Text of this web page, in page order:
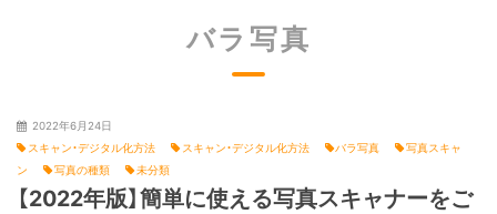
バラ写真
2022年6月24日
スキャン・デジタル化方法
スキャン・デジタル化方法 バラ写真
写真スキャ
ン
写真の種類 未分類
【2022年版】簡単に使える写真スキャナーをご